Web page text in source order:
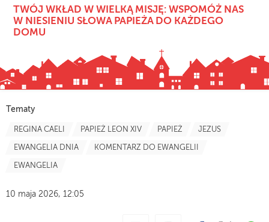
TWÓJ WKŁAD W WIELKĄ MISJĘ: WSPOMÓŻ NAS
W NIESIENIU SŁOWA PAPIEŻA DO KAŻDEGO
DOMU
Tematy
REGINA CAELI PAPIEŻ LEON XIV PAPIEŻ JEZUS
EWANGELIA DNIA KOMENTARZ DO EWANGELII
EWANGELIA
10 maja 2026, 12:05